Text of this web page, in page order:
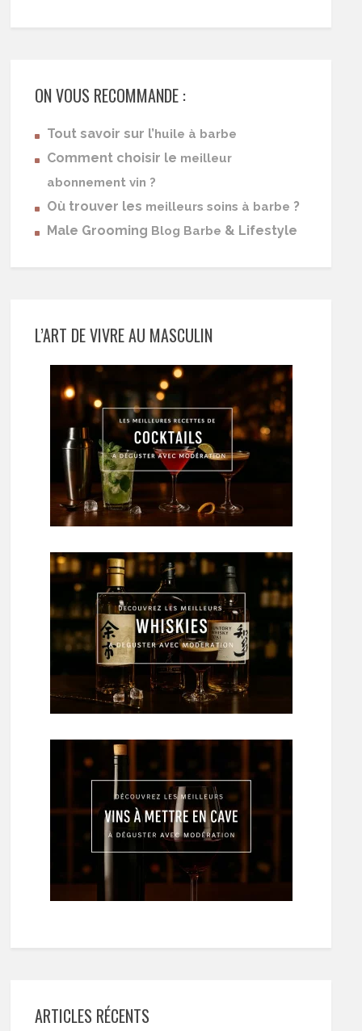
ON VOUS RECOMMANDE :
Tout savoir sur l’ huile à barbe
Comment choisir le meilleur
abonnement vin ?
Où trouver les meilleurs soins à barbe ?
Male Grooming Blog Barbe & Lifestyle
L’ART DE VIVRE AU MASCULIN
ARTICLES RÉCENTS